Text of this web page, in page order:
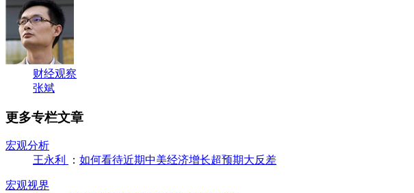
财经观察
张斌
更多专栏文章
宏观分析
王永利
： 如何看待近期中美经济增长超预期大反差
宏观视界